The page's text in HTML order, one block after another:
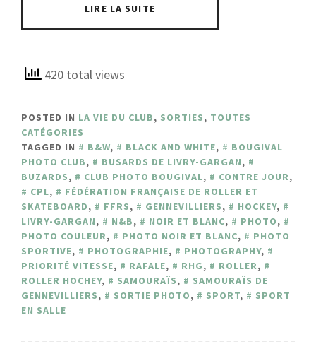
LIRE LA SUITE
420 total views
POSTED IN LA VIE DU CLUB, SORTIES, TOUTES
CATÉGORIES
TAGGED IN
B&W, BLACK AND WHITE,
BOUGIVAL
PHOTO CLUB, BUSARDS DE LIVRY-GARGAN,
BUZARDS, CLUB PHOTO BOUGIVAL, CONTRE JOUR,
CPL,
FÉDÉRATION FRANÇAISE DE ROLLER ET
SKATEBOARD, FFRS, GENNEVILLIERS, HOCKEY,
LIVRY-GARGAN, N&B, NOIR ET BLANC, PHOTO,
PHOTO COULEUR, PHOTO NOIR ET BLANC,
PHOTO
SPORTIVE, PHOTOGRAPHIE, PHOTOGRAPHY,
PRIORITÉ VITESSE, RAFALE, RHG, ROLLER,
ROLLER HOCHEY, SAMOURAÏS,
SAMOURAÏS DE
GENNEVILLIERS, SORTIE PHOTO, SPORT,
SPORT
EN SALLE